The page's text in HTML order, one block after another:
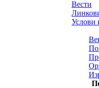
Вести
Услови